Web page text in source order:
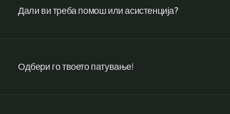
Дали ви треба помош или асистенција?
Одбери го твоето патување!